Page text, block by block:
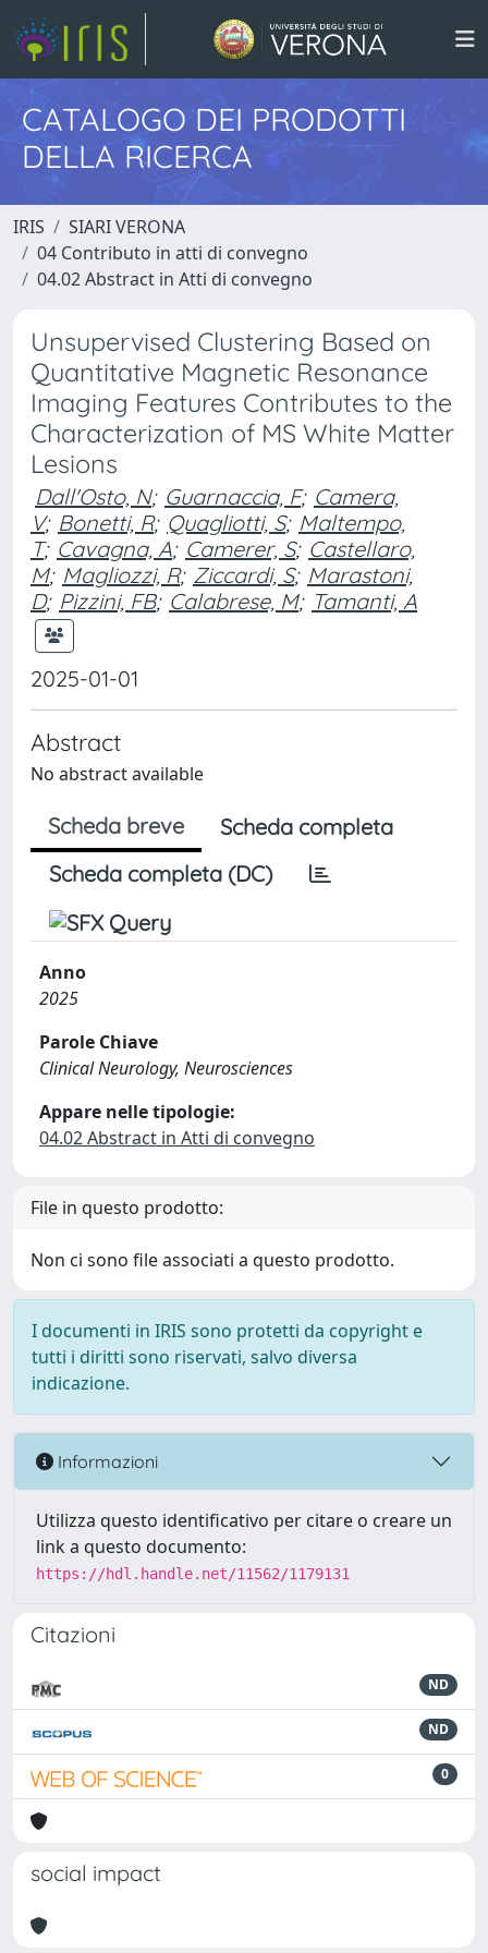
CATALOGO DEI PRODOTTI
DELLA RICERCA
IRIS
SIARI VERONA
04 Contributo in atti di convegno
04.02 Abstract in Atti di convegno
Unsupervised Clustering Based on
Quantitative Magnetic Resonance
Imaging Features Contributes to the
Characterization of MS White Matter
Lesions
Dall'Osto, N; Guarnaccia, F; Camera,
V; Bonetti, R; Quagliotti, S; Maltempo,
T; Cavagna, A; Camerer, S; Castellaro,
M; Magliozzi, R; Ziccardi, S; Marastoni,
D; Pizzini, FB; Calabrese, M; Tamanti, A
2025-01-01
Abstract
No abstract available
Scheda breve
Scheda completa
Scheda completa (DC)
Anno
2025
Parole Chiave
Clinical Neurology, Neurosciences
Appare nelle tipologie:
04.02 Abstract in Atti di convegno
File in questo prodotto:
Non ci sono file associati a questo prodotto.
I documenti in IRIS sono protetti da copyright e
tutti i diritti sono riservati, salvo diversa
indicazione.
Informazioni
Utilizza questo identificativo per citare o creare un
link a questo documento:
https://hdl.handle.net/11562/1179131
Citazioni
ND
ND
0
social impact